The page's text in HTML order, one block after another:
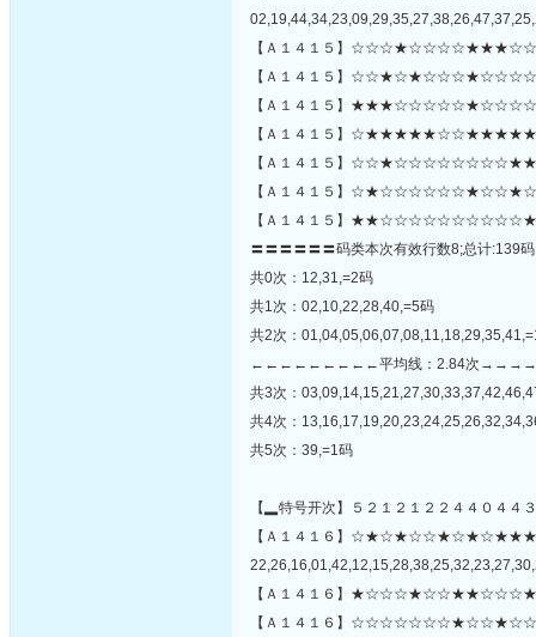
【Ａ１４１５】
【Ａ１４１５】
【Ａ１４１５】
【Ａ１４１５】
【Ａ１４１５】
【Ａ１４１５】
【Ａ１４１５】
〓〓〓〓〓〓码类本次有效行数8;总计:139
共0次：12,31,=2码
共1次：02,10,22,28,40,=5码
共2次：
←←←←←←←←←平均线：2.84次
共3次：
共4次：
共5次：39,=1码
【▂特号开次】５２１２１２２４４０４４
【Ａ１４１６】
【Ａ１４１６】
【Ａ１４１６】